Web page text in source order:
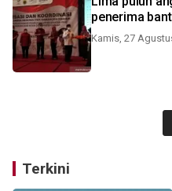
penerima
Kamis, 27
Terkini